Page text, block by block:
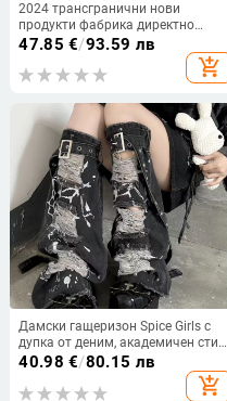
2024 трансгранични нови
продукти фабрика директно
европейски и американски
външнотърговски експлозии
високоеластични бродирани
47.85 €/93.59 лв
add_shopping_cart
Дамски гащеризон Spice Girls с
дупка от деним, академичен стил,
отслабващ ретро, сладък, готин,
субкултура y2k
40.98 €/80.15 лв
add_shopping_cart